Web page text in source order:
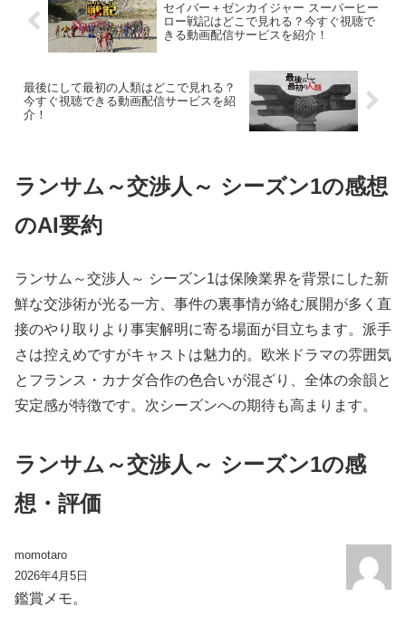
セイバー＋ゼンカイジャー スーパーヒー
ロー戦記はどこで見れる？今すぐ視聴で
きる動画配信サービスを紹介！
最後にして最初の人類はどこで見れる？
今すぐ視聴できる動画配信サービスを紹
介！
ランサム～交渉人～ シーズン1の感想
のAI要約
ランサム～交渉人～ シーズン1は保険業界を背景にした新
鮮な交渉術が光る一方、事件の裏事情が絡む展開が多く直
接のやり取りより事実解明に寄る場面が目立ちます。派手
さは控えめですがキャストは魅力的。欧米ドラマの雰囲気
とフランス・カナダ合作の色合いが混ざり、全体の余韻と
安定感が特徴です。次シーズンへの期待も高まります。
ランサム～交渉人～ シーズン1の感
想・評価
momotaro
2026年4月5日
鑑賞メモ。